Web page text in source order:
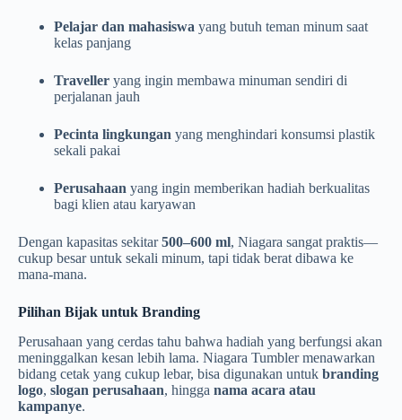
Pelajar dan mahasiswa yang butuh teman minum saat
kelas panjang
Traveller yang ingin membawa minuman sendiri di
perjalanan jauh
Pecinta lingkungan yang menghindari konsumsi plastik
sekali pakai
Perusahaan yang ingin memberikan hadiah berkualitas
bagi klien atau karyawan
Dengan kapasitas sekitar500–600 ml, Niagara sangat praktis—
cukup besar untuk sekali minum, tapi tidak berat dibawa ke
mana-mana.
Pilihan Bijak untuk Branding
Perusahaan yang cerdas tahu bahwa hadiah yang berfungsi akan
meninggalkan kesan lebih lama. Niagara Tumbler menawarkan
bidang cetak yang cukup lebar, bisa digunakan untuk branding
logo, slogan perusahaan, hingga nama acara atau
kampanye.